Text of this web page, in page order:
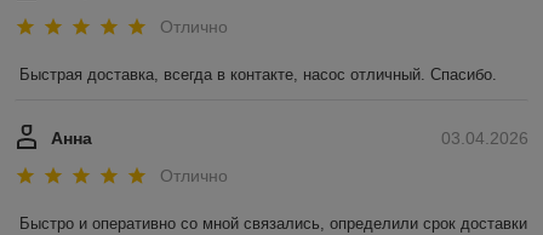
Отлично
Быстрая доставка, всегда в контакте, насос отличный. Спасибо.
03.04.2026
Анна
Отлично
Быстро и оперативно со мной связались, определили срок доставки